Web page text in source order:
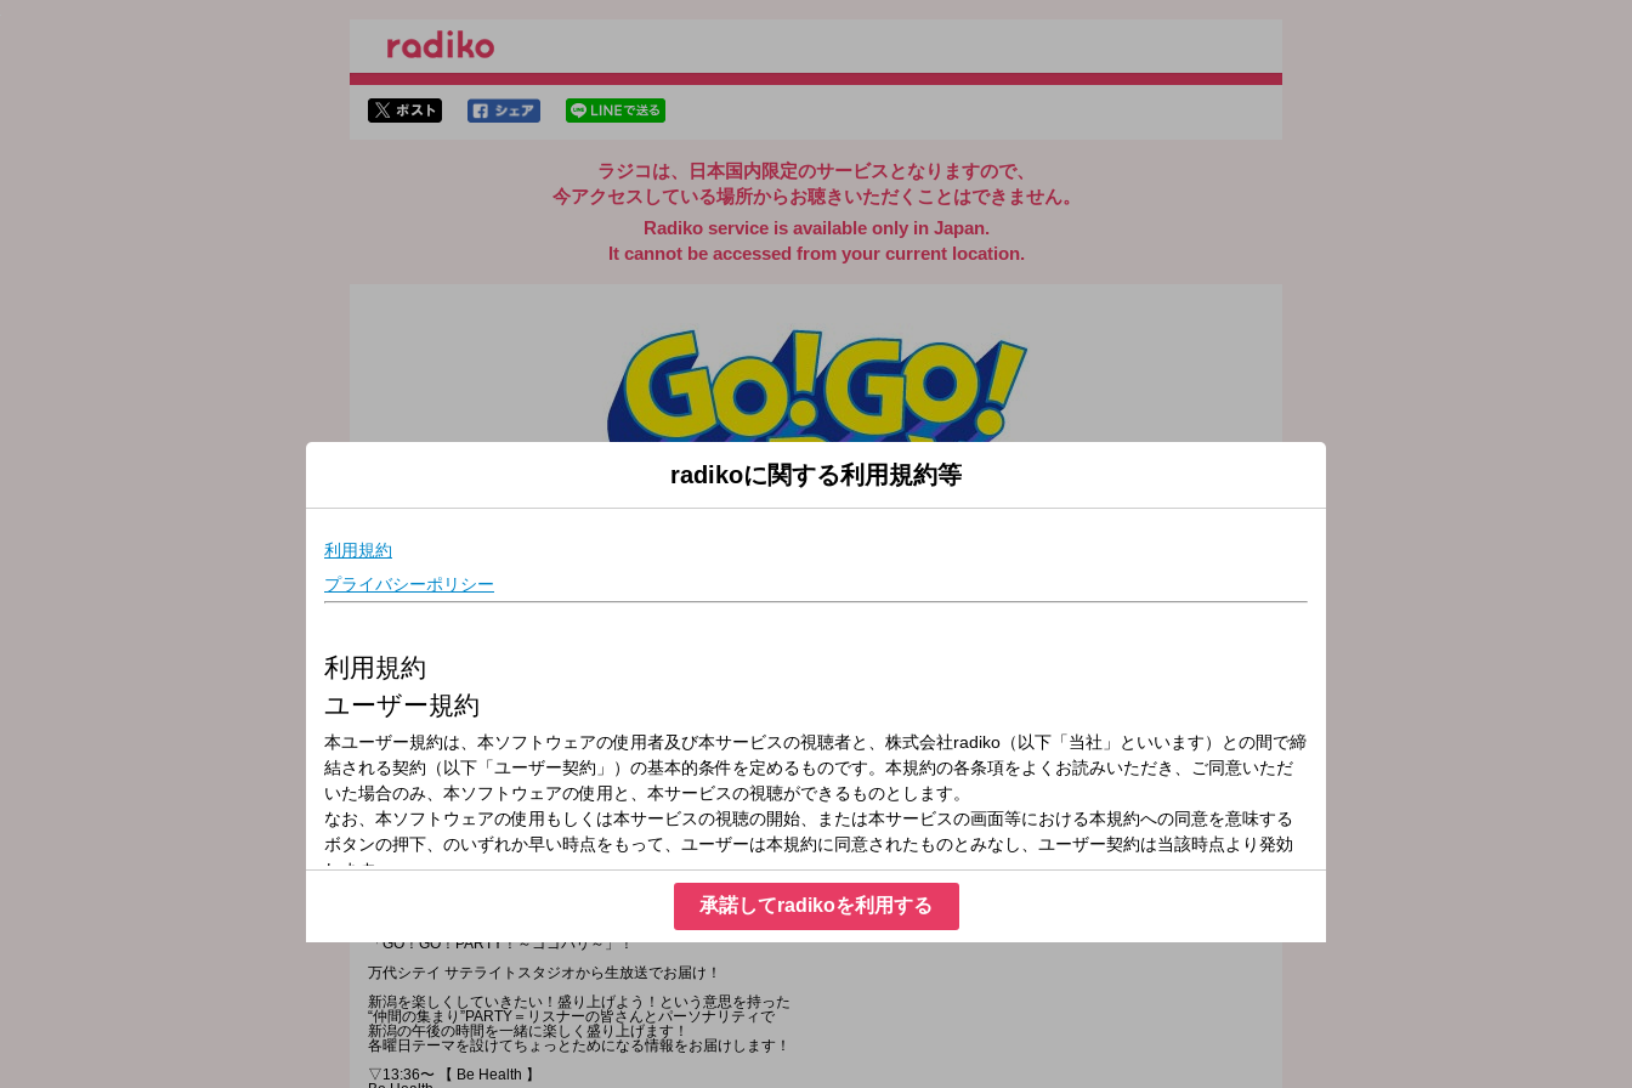
ラジコは、日本国内限定のサービスとなりますので、
今アクセスしている場所からお聴きいただくことはできません。
Radiko service is available only in Japan.
It cannot be accessed from your current location.
放送時間
2025年10月15日（水）13:30～13:55
番組名
GO！GO！PARTY！～ゴゴパリ～
「GO！GO！PARTY！～ゴゴパリ～」！
万代シテイ サテライトスタジオから生放送でお届け！
新潟を楽しくしていきたい！盛り上げよう！という意思を持った
“仲間の集まり”PARTY＝リスナーの皆さんとパーソナリティで
新潟の午後の時間を一緒に楽しく盛り上げます！
各曜日テーマを設けてちょっとためになる情報をお届けします！
▽13:36〜 【 Be Health 】
radikoに関する利用規約等
承諾してradikoを利用する